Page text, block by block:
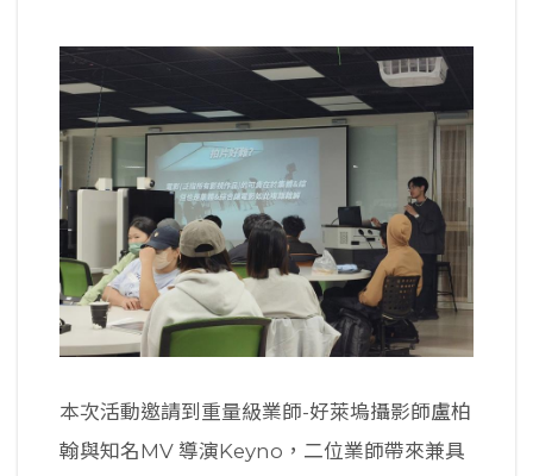
本次活動邀請到重量級業師-好萊塢攝影師盧柏
翰與知名MV 導演Keyno，二位業師帶來兼具